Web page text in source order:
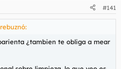
#141
¿tambien te obliga a mear